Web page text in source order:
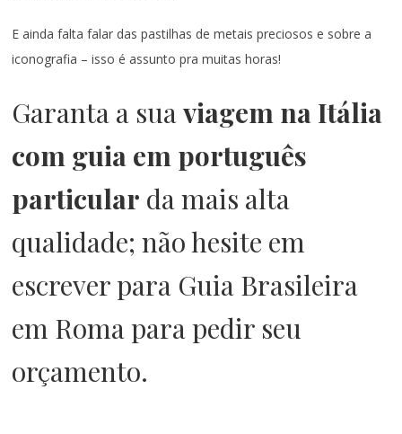
E ainda falta falar das pastilhas de metais preciosos e sobre a
iconografia – isso é assunto pra muitas horas!
Garanta a suaviagem na Itália
com guia em português
particular da mais alta
qualidade; não hesite em
escrever para Guia Brasileira
em Romapara pedir seu
orçamento.